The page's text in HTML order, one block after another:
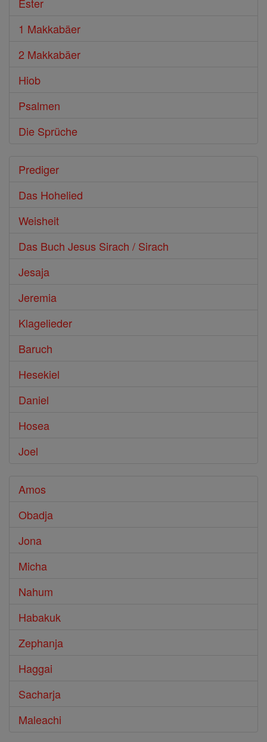
Ester
1 Makkabäer
2 Makkabäer
Hiob
Psalmen
Die Sprüche
Prediger
Das Hohelied
Weisheit
Das Buch Jesus Sirach / Sirach
Jesaja
Jeremia
Klagelieder
Baruch
Hesekiel
Daniel
Hosea
Joel
Amos
Obadja
Jona
Micha
Nahum
Habakuk
Zephanja
Haggai
Sacharja
Maleachi